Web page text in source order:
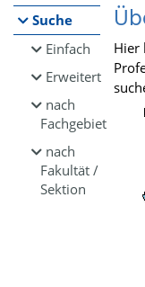
Suche
Einfach
Erweitert
nach
Fachgebiet
nach
Fakultät /
Sektion
Hier